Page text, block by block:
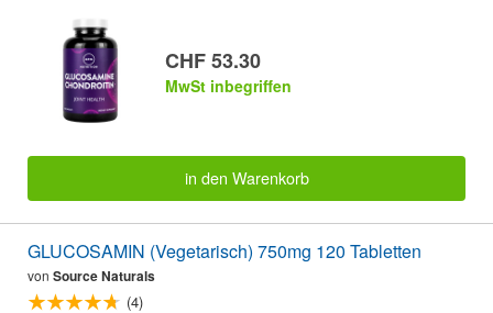
CHF 53.30
MwSt inbegriffen
in den Warenkorb
GLUCOSAMIN (Vegetarisch) 750mg 120 Tabletten
von Source Naturals
(4)